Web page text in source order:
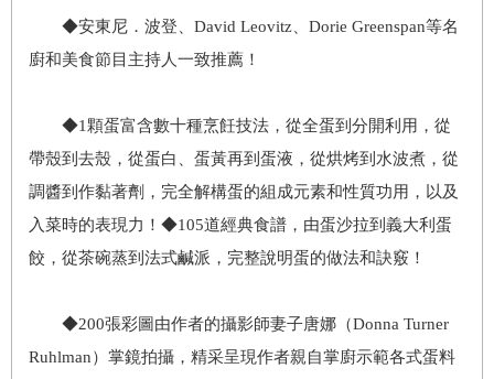
◆安東尼．波登、David Leovitz、Dorie Greenspan等名
廚和美食節目主持人一致推薦！
◆1顆蛋富含數十種烹飪技法，從全蛋到分開利用，從
帶殼到去殼，從蛋白、蛋黃再到蛋液，從烘烤到水波煮，從
調醬到作黏著劑，完全解構蛋的組成元素和性質功用，以及
入菜時的表現力！◆105道經典食譜，由蛋沙拉到義大利蛋
餃，從茶碗蒸到法式鹹派，完整說明蛋的做法和訣竅！
◆200張彩圖由作者的攝影師妻子唐娜（Donna Turner
Ruhlman）掌鏡拍攝，精采呈現作者親自掌廚示範各式蛋料